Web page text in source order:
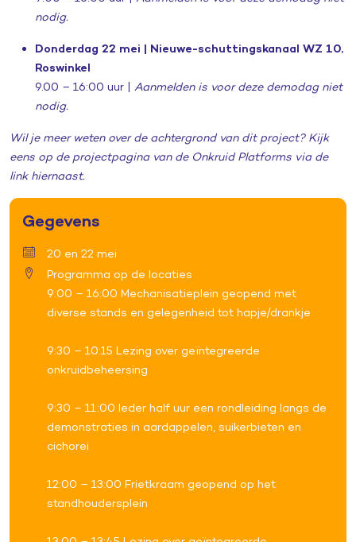
nodig.
Donderdag 22 mei | Nieuwe-schuttingskanaal WZ 10,
Roswinkel
9.00 – 16:00 uur | Aanmelden is voor deze demodag niet
nodig.
Wil je meer weten over de achtergrond van dit project? Kijk
eens op de projectpagina van de Onkruid Platforms via de
link hiernaast.
Gegevens
20 en 22 mei
Programma op de locaties
9:00 – 16:00 Mechanisatieplein geopend met
diverse stands en gelegenheid tot hapje/drankje
9:30 – 10:15 Lezing over geïntegreerde
onkruidbeheersing
9:30 – 11:00 Ieder half uur een rondleiding langs de
demonstraties in aardappelen, suikerbieten en
cichorei
12:00 – 13:00 Frietkraam geopend op het
standhoudersplein